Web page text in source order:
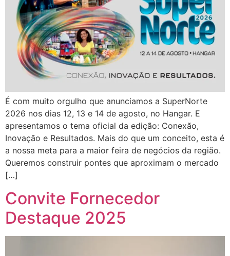
É com muito orgulho que anunciamos a SuperNorte
2026 nos dias 12, 13 e 14 de agosto, no Hangar. E
apresentamos o tema oficial da edição: Conexão,
Inovação e Resultados. Mais do que um conceito, esta é
a nossa meta para a maior feira de negócios da região.
Queremos construir pontes que aproximam o mercado
[…]
Convite Fornecedor
Destaque 2025